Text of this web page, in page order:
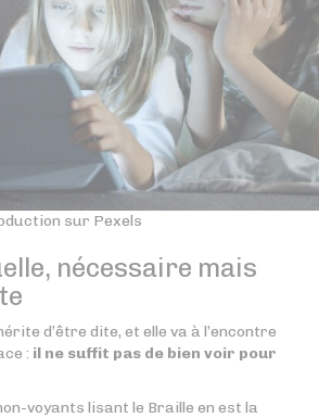
sur Pexels
nécessaire mais
d’être dite, et elle va à l’encontre
: il ne suffit pas de bien voir pour
voyants lisant le Braille en est la